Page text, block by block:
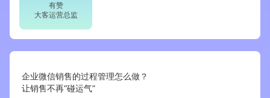
新零售资讯
私域课程 新零售内参
有赞
大客运营总监
企业微信销售的过程管理怎么做？
让销售不再“碰运气”